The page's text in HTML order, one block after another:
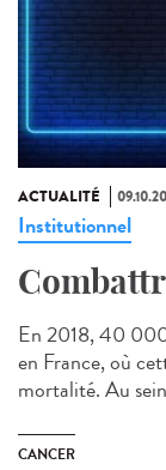
ACTUALITÉ
Institutionnel
En 2018, 40 000
en France, où
mortalité. Au
CANCER